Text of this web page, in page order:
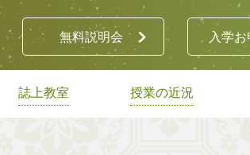
無料説明会 入学
誌上教室 授業の近況